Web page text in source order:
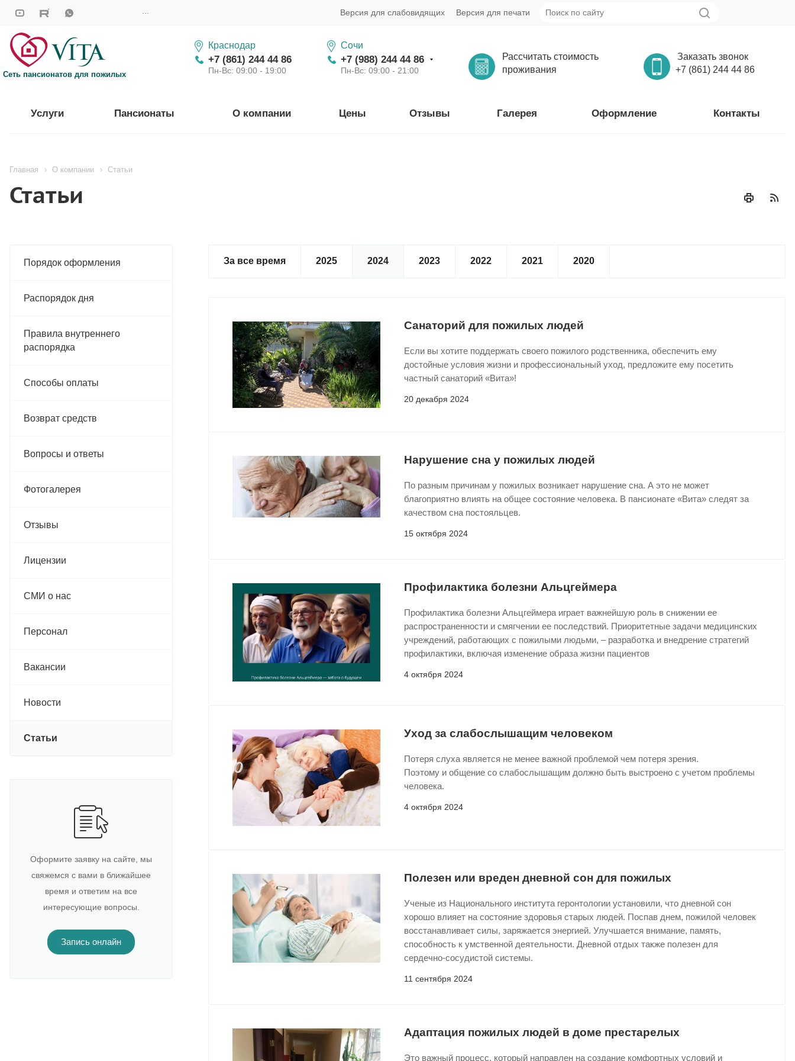
Версия для слабовидящих Версия для печати
Сеть пансионатов для пожилых
Краснодар
+7 (861) 244 44 86
Пн-Вс: 09:00 - 19:00
Сочи
+7 (988) 244 44 86
Пн-Вс: 09:00 - 21:00
Рассчитать стоимость
проживания
Заказать звонок
+7 (861) 244 44 86
Услуги Пансионаты О компании Цены Отзывы Галерея Оформление Контакты
Главная О компании Статьи
Статьи
Порядок оформления
Распорядок дня
Правила внутреннего
распорядка
Способы оплаты
Возврат средств
Вопросы и ответы
Фотогалерея
Отзывы
Лицензии
СМИ о нас
Персонал
Вакансии
Новости
Статьи
Оформите заявку на сайте, мы
свяжемся с вами в ближайшее
время и ответим на все
интересующие вопросы.
Запись онлайн
За все время 2025 2024 2023 2022 2021 2020
Санаторий для пожилых людей
Если вы хотите поддержать своего пожилого родственника, обеспечить ему
достойные условия жизни и профессиональный уход, предложите ему посетить
частный санаторий «Вита»!
20 декабря 2024
Нарушение сна у пожилых людей
По разным причинам у пожилых возникает нарушение сна. А это не может
благоприятно влиять на общее состояние человека. В пансионате «Вита» следят за
качеством сна постояльцев.
15 октября 2024
Профилактика болезни Альцгеймера
Профилактика болезни Альцгеймера играет важнейшую роль в снижении ее
распространенности и смягчении ее последствий. Приоритетные задачи медицинских
учреждений, работающих с пожилыми людьми, – разработка и внедрение стратегий
профилактики, включая изменение образа жизни пациентов
4 октября 2024
Уход за слабослышащим человеком
Потеря слуха является не менее важной проблемой чем потеря зрения.
Поэтому и общение со слабослышащим должно быть выстроено с учетом проблемы
человека.
4 октября 2024
Полезен или вреден дневной сон для пожилых
Ученые из Национального института геронтологии установили, что дневной сон
хорошо влияет на состояние здоровья старых людей. Поспав днем, пожилой человек
восстанавливает силы, заряжается энергией. Улучшается внимание, память,
способность к умственной деятельности. Дневной отдых также полезен для
сердечно-сосудистой системы.
11 сентября 2024
Адаптация пожилых людей в доме престарелых
Это важный процесс, который направлен на создание комфортных условий и